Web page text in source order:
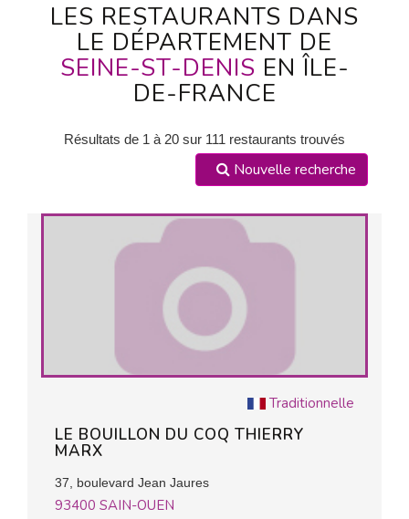
LES RESTAURANTS DANS
LE DÉPARTEMENT DE
SEINE-ST-DENIS EN ÎLE-
DE-FRANCE
Résultats de 1 à 20 sur 111 restaurants trouvés
Nouvelle recherche
Traditionnelle
LE BOUILLON DU COQ THIERRY
MARX
37, boulevard Jean Jaures
93400 SAIN-OUEN